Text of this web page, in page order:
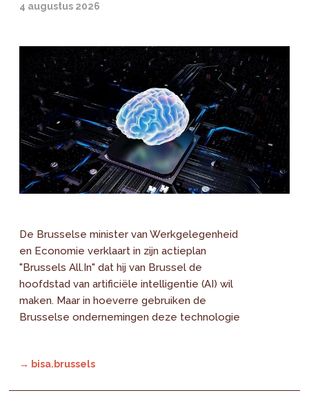
4 augustus 2026
De Brusselse minister van Werkgelegenheid
en Economie verklaart in zijn actieplan
"Brussels All.In" dat hij van Brussel de
hoofdstad van artificiële intelligentie (AI) wil
maken. Maar in hoeverre gebruiken de
Brusselse ondernemingen deze technologie
→ bisa.brussels